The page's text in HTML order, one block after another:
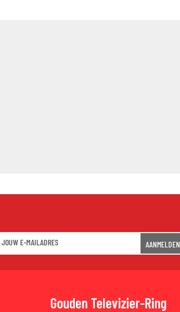
AANMELDEN
Gouden Televizier-Ring